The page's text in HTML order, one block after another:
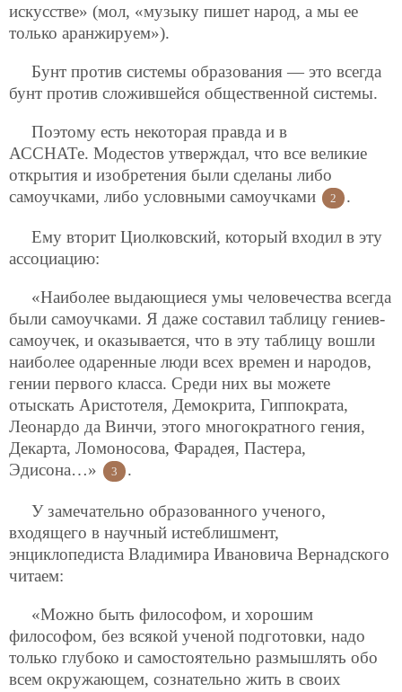
искусстве» (мол, «музыку пишет народ, а мы ее
только аранжируем»).
Бунт против системы образования — это всегда
бунт против сложившейся общественной системы.
Поэтому есть некоторая правда и в
АССНАТе. Модестов утверждал, что все великие
открытия и изобретения были сделаны либо
самоучками, либо условными самоучками
2 .
Ему вторит Циолковский, который входил в эту
ассоциацию:
«Наиболее выдающиеся умы человечества всегда
были самоучками. Я даже составил таблицу гениев-
самоучек, и оказывается, что в эту таблицу вошли
наиболее одаренные люди всех времен и народов,
гении первого класса. Среди них вы можете
отыскать Аристотеля, Демокрита, Гиппократа,
Леонардо да Винчи, этого многократного гения,
Декарта, Ломоносова, Фарадея, Пастера,
Эдисона…»
3 .
У замечательно образованного ученого,
входящего в научный истеблишмент,
энциклопедиста Владимира Ивановича Вернадского
читаем:
«Можно быть философом, и хорошим
философом, без всякой ученой подготовки, надо
только глубоко и самостоятельно размышлять обо
всем окружающем, сознательно жить в своих